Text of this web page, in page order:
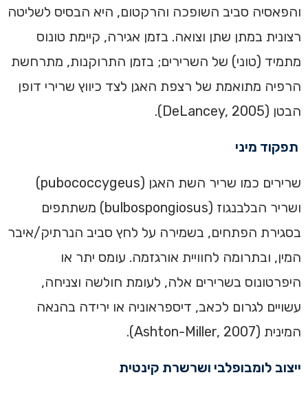
והפאסיה סביב השופכה והרקטום, היא הבסיס לשליטה
רצונית במתן שתן וצואה. בזמן אגירה, קיימת טונוס
מתמיד (טוני) של השרירים; בזמן התרוקנות, מתרחשת
הרפיה מתואמת של רצפת האגן לצד כיווץ שרירי דופן
הבטן (DeLancey, 2005).
תפקוד מיני
שרירים כמו שריר השת האגן (pubococcygeus)
ושריר הבלבנגוז (bulbospongiosus) משתתפים
בסגירת הפתחים, בשמירה על לחץ סביב הנרתיק/איבר
המין, ובתרומה לחוויית אורגזמה. עומס יתר או
היפרטונוס בשרירים אלה, לעומת חולשה וצניחה,
עשויים לגרום לכאב, דיספראוניה או ירידה בהנאה
המינית (Ashton-Miller, 2007).
ייצוב לומבופלבי ושרשרת קינטית